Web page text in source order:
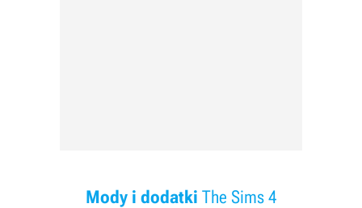
Mody i dodatki The Sims 4